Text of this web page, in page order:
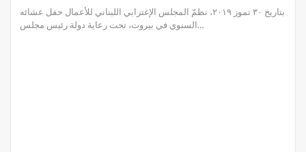
بتاريخ ٣٠ تموز ٢٠١٩، نظمّ المجلس الإغترابي اللبناني للأعمال حفل عشائه
السنوي في بيروت، تحت رعاية دولة رئيس مجلس…